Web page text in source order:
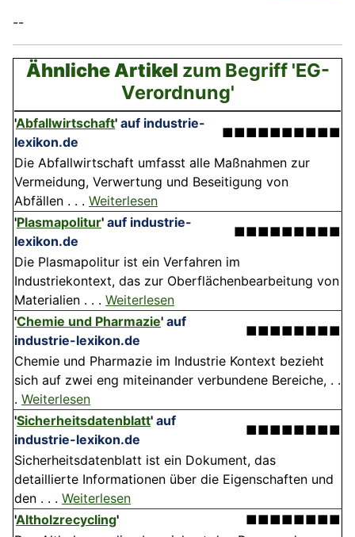
--
Ähnliche Artikel zum Begriff 'EG-
Verordnung'
'Abfallwirtschaft' auf industrie-
lexikon.de
■■■■■■■■■■
Die Abfallwirtschaft umfasst alle Maßnahmen zur
Vermeidung, Verwertung und Beseitigung von
Abfällen . . . Weiterlesen
'Plasmapolitur' auf industrie-
lexikon.de
■■■■■■■■■
Die Plasmapolitur ist ein Verfahren im
Industriekontext, das zur Oberflächenbearbeitung von
Materialien . . . Weiterlesen
'Chemie und Pharmazie' auf
industrie-lexikon.de
■■■■■■■■
Chemie und Pharmazie im Industrie Kontext bezieht
sich auf zwei eng miteinander verbundene Bereiche, . .
. Weiterlesen
'Sicherheitsdatenblatt' auf
industrie-lexikon.de
■■■■■■■■
Sicherheitsdatenblatt ist ein Dokument, das
detaillierte Informationen über die Eigenschaften und
den . . . Weiterlesen
'Altholzrecycling'
■■■■■■■■